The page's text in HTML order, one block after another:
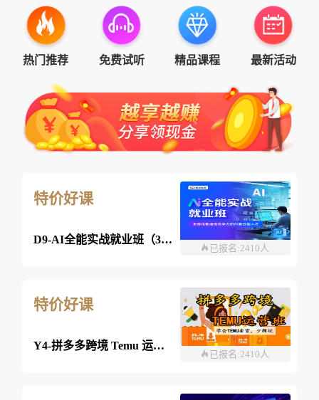
热门推荐 免费试听 精品课程 最新活动
特价好课
D9-AI全能实战就业班（360课时）
已报名:2410人
特价好课
Y4-拼多多跨境 Temu 运营班-26年08月08日（双师）
已报名:2410人